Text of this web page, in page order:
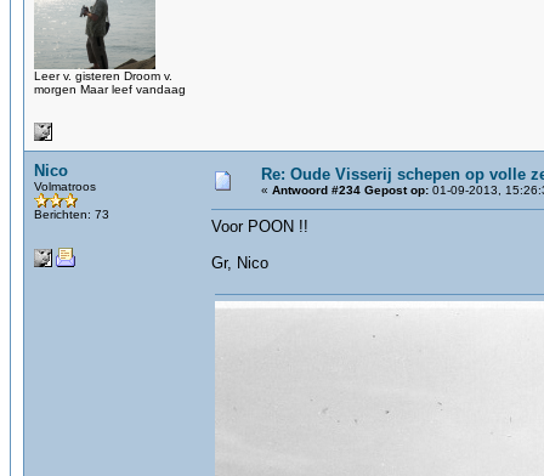
Leer v. gisteren Droom v.
morgen Maar leef vandaag
Nico
Volmatroos
Berichten: 73
Re: Oude Visserij schepen op volle
« Antwoord #234 Gepost op: 01-09-2013,
Voor POON !!
Gr, Nico